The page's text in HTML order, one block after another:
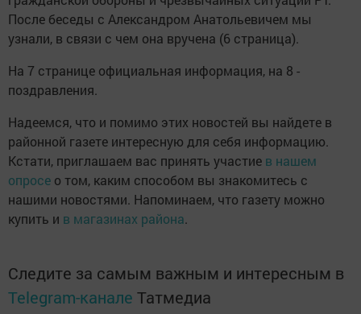
После беседы с Александром Анатольевичем мы
узнали, в связи с чем она вручена (6 страница).
На 7 странице официальная информация, на 8 -
поздравления.
Надеемся, что и помимо этих новостей вы найдете в
районной газете интересную для себя информацию.
Кстати, приглашаем вас принять участие в нашем
опросе о том, каким способом вы знакомитесь с
нашими новостями. Напоминаем, что газету можно
купить и в магазинах района.
Следите за самым важным и интересным в
Telegram-канале Татмедиа